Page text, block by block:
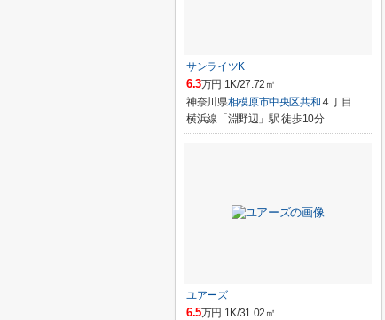
サンライツK
6.3万円 1K/27.72㎡
神奈川県相模原市中央区共和４丁目
横浜線「淵野辺」駅 徒歩10分
ユアーズ
6.5万円 1K/31.02㎡